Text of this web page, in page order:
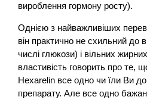
вироблення гормону росту).
Однією з найважливіших
він практично не схильний до
числі глюкози) і вільних
властивість говорить про те,
Hexarelin все одно чи їли Ви до
препарату. Але все одно